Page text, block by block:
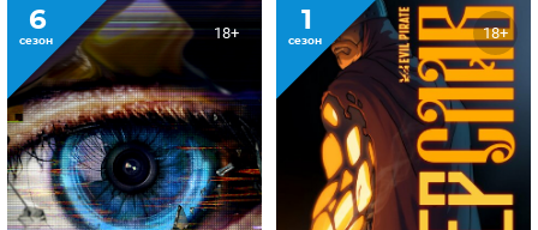
6
сезон 18+ 1
сезон 18+